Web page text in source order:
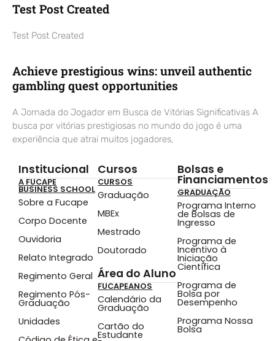
Test Post Created
Test Post Created
Achieve prestigious wins: unveil authentic
gambling quest opportunities
A Jornada do Jogador em Busca de Vitórias Significativas A
busca por vitórias prestigiosas no mundo do jogo é uma
experiência que atrai muitos jogadores,
Institucional
A FUCAPE
BUSINESS SCHOOL
Sobre a Fucape
Corpo Docente
Ouvidoria
Relato Integrado
Regimento Geral
Regimento Pós-
Graduação
Unidades
Cursos
CURSOS
Graduação
MBEx
Mestrado
Doutorado
Área do Aluno
FUCAPEANOS
Calendário da
Graduação
Cartão do
Estudante
Bolsas e
Financiamentos
GRADUAÇÃO
Programa Interno
de Bolsas de
Ingresso
Programa de
Incentivo à
Iniciação
Científica
Programa de
Bolsa por
Desempenho
Programa Nossa
Bolsa